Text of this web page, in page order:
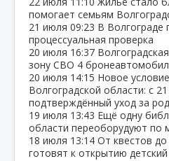
помогает семьям
21 июля 09:23 В Волгограде
процессуальная проверка
20 июля 16:37
зону СВО 4
20 июля 14:15 Новое
Волгоградской области: с
подтверждённый уход за
19 июля 13:43 Ещё одну
области переоборудуют по
18 июля 13:14 От квестов
готовят к открытию